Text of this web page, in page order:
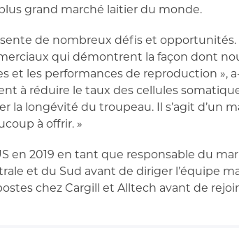
grand marché laitier du monde.
de nombreux défis et
qui démontrent la façon dont
et les performances de reproduction »,
à réduire le taux des cellules
la longévité du troupeau. Il s’agit d’un
à offrir. »
en 2019 en tant que responsable du
et du Sud avant de diriger l’équipe
chez Cargill et Alltech avant de